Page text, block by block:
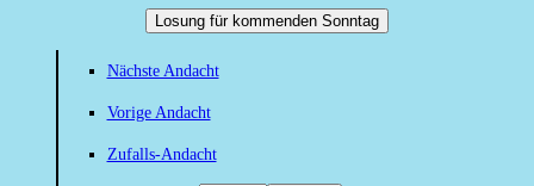
Losung für kommenden Sonntag
Nächste Andacht
Vorige Andacht
Zufalls-Andacht